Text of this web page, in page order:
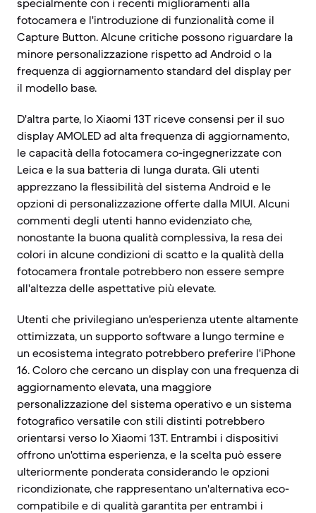
specialmente con i recenti miglioramenti alla
fotocamera e l'introduzione di funzionalità come il
Capture Button. Alcune critiche possono riguardare la
minore personalizzazione rispetto ad Android o la
frequenza di aggiornamento standard del display per
il modello base.
D'altra parte, lo Xiaomi 13T riceve consensi per il suo
display AMOLED ad alta frequenza di aggiornamento,
le capacità della fotocamera co-ingegnerizzate con
Leica e la sua batteria di lunga durata. Gli utenti
apprezzano la flessibilità del sistema Android e le
opzioni di personalizzazione offerte dalla MIUI. Alcuni
commenti degli utenti hanno evidenziato che,
nonostante la buona qualità complessiva, la resa dei
colori in alcune condizioni di scatto e la qualità della
fotocamera frontale potrebbero non essere sempre
all'altezza delle aspettative più elevate.
Utenti che privilegiano un'esperienza utente altamente
ottimizzata, un supporto software a lungo termine e
un ecosistema integrato potrebbero preferire l'iPhone
16. Coloro che cercano un display con una frequenza di
aggiornamento elevata, una maggiore
personalizzazione del sistema operativo e un sistema
fotografico versatile con stili distinti potrebbero
orientarsi verso lo Xiaomi 13T. Entrambi i dispositivi
offrono un'ottima esperienza, e la scelta può essere
ulteriormente ponderata considerando le opzioni
ricondizionate, che rappresentano un'alternativa eco-
compatibile e di qualità garantita per entrambi i